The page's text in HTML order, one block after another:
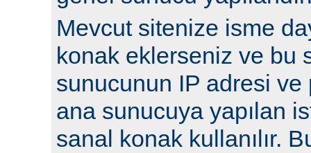
Mevcut sitenize isme
konak eklerseniz ve bu
sunucunun IP adresi
ana sunucuya yapılan
sanal konak kullanılır.